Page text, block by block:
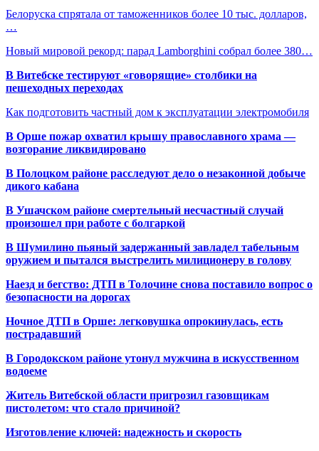
Белоруска спрятала от таможенников более 10 тыс. долларов,
…
Новый мировой рекорд: парад Lamborghini собрал более 380…
В Витебске тестируют «говорящие» столбики на
пешеходных переходах
Как подготовить частный дом к эксплуатации электромобиля
В Орше пожар охватил крышу православного храма —
возгорание ликвидировано
В Полоцком районе расследуют дело о незаконной добыче
дикого кабана
В Ушачском районе смертельный несчастный случай
произошел при работе с болгаркой
В Шумилино пьяный задержанный завладел табельным
оружием и пытался выстрелить милиционеру в голову
Наезд и бегство: ДТП в Толочине снова поставило вопрос о
безопасности на дорогах
Ночное ДТП в Орше: легковушка опрокинулась, есть
пострадавший
В Городокском районе утонул мужчина в искусственном
водоеме
Житель Витебской области пригрозил газовщикам
пистолетом: что стало причиной?
Изготовление ключей: надежность и скорость